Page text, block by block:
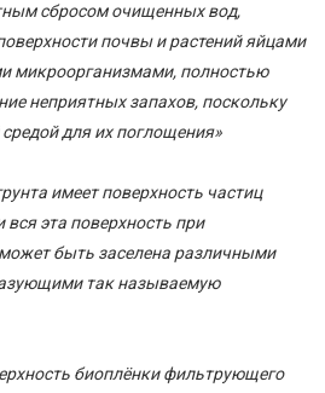
сбросом очищенных вод,
почвы и растений яйцами
микроорганизмами, полностью
неприятных запахов, поскольку
для их поглощения»
имеет поверхность частиц
вся эта поверхность при
быть заселена различными
так называемую
биоплёнки фильтрующего